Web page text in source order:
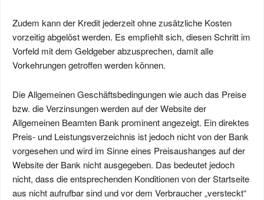
Zudem kann der Kredit jederzeit ohne zusätzliche Kosten
vorzeitig abgelöst werden. Es empfiehlt sich, diesen Schritt im
Vorfeld mit dem Geldgeber abzusprechen, damit alle
Vorkehrungen getroffen werden können.
Die Allgemeinen Geschäftsbedingungen wie auch das Preise
bzw. die Verzinsungen werden auf der Website der
Allgemeinen Beamten Bank prominent angezeigt. Ein direktes
Preis- und Leistungsverzeichnis ist jedoch nicht von der Bank
vorgesehen und wird im Sinne eines Preisaushanges auf der
Website der Bank nicht ausgegeben. Das bedeutet jedoch
nicht, dass die entsprechenden Konditionen von der Startseite
aus nicht aufrufbar sind und vor dem Verbraucher „versteckt“